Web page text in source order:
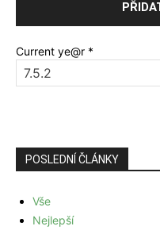
Current ye@r *
POSLEDNÍ ČLÁNKY
Vše
Nejlepší